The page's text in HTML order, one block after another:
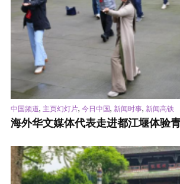
中国频道, 主页幻灯片, 今日中国, 新闻时事, 新闻高铁
海外华文媒体代表走进都江堰体验